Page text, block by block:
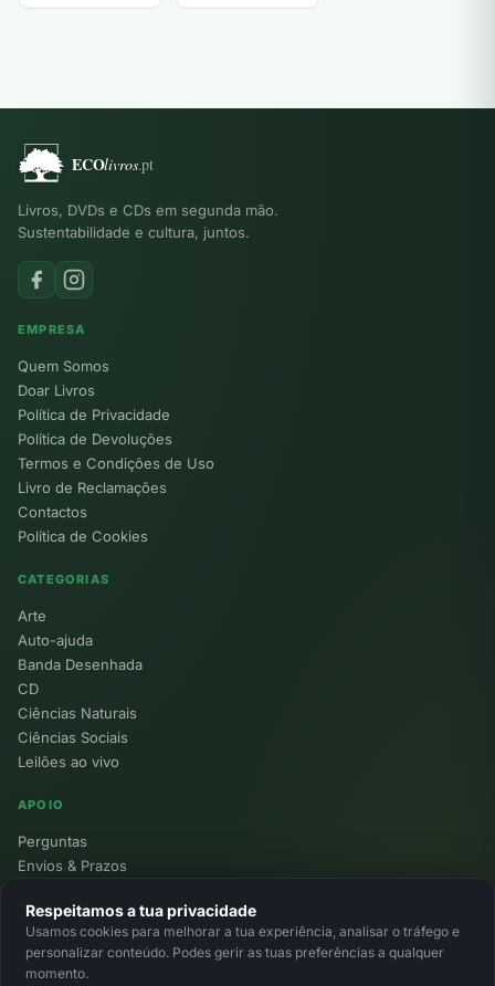
Karen Kelly
Livros, DVDs e CDs em segunda mão.
Sustentabilidade e cultura, juntos.
EMPRESA
Quem Somos
Doar Livros
Política de Privacidade
Política de Devoluções
Termos e Condições de Uso
Livro de Reclamações
Contactos
Política de Cookies
CATEGORIAS
Arte
Auto-ajuda
Banda Desenhada
CD
Ciências Naturais
Ciências Sociais
Leilões ao vivo
APOIO
Perguntas
Envios & Prazos
Devoluções
Minha Conta
Respeitamos a tua privacidade
Usamos cookies para melhorar a tua experiência, analisar o tráfego e
personalizar conteúdo. Podes gerir as tuas preferências a qualquer
momento.